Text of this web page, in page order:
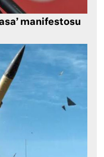
manifestosu